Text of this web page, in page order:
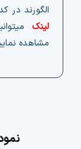
الگورند
لینک
مشاهده